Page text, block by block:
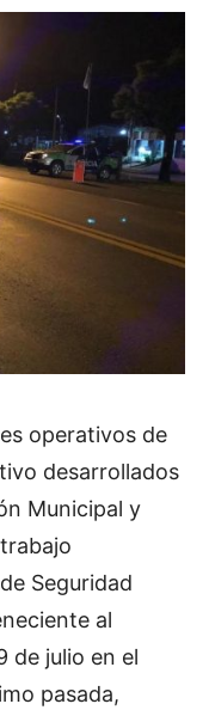
operativos de
desarrollados
Municipal y
Seguridad
al
de julio en el
pasada,